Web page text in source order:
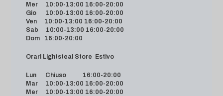
Mer 10:00-13:00 16:00-20:00
Gio 10:00-13:00 16:00-20:00
Ven 10:00-13:00 16:00-20:00
Sab 10:00-13:00 16:00-20:00
Dom 16:00-20:00
Orari Lightsteal Store Estivo
Lun Chiuso 16:00-20:00
Mar 10:00-13:00 16:00-20:00
Mer 10:00-13:00 16:00-20:00